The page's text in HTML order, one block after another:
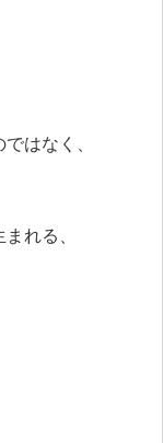
はなく、
れる、